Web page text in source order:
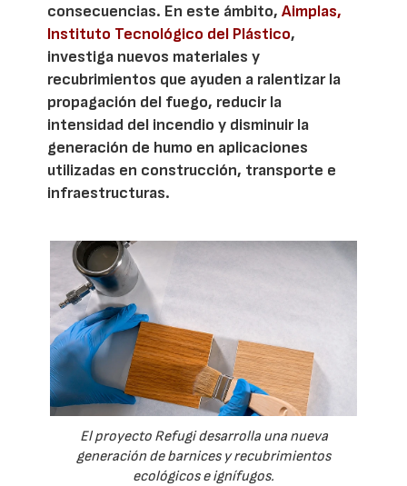
consecuencias. En este ámbito,Aimplas,
Instituto Tecnológico del Plástico,
investiga nuevos materiales y
recubrimientos que ayuden a ralentizar la
propagación del fuego, reducir la
intensidad del incendio y disminuir la
generación de humo en aplicaciones
utilizadas en construcción, transporte e
infraestructuras.
El proyecto Refugi desarrolla una nueva
generación de barnices y recubrimientos
ecológicos e ignífugos.